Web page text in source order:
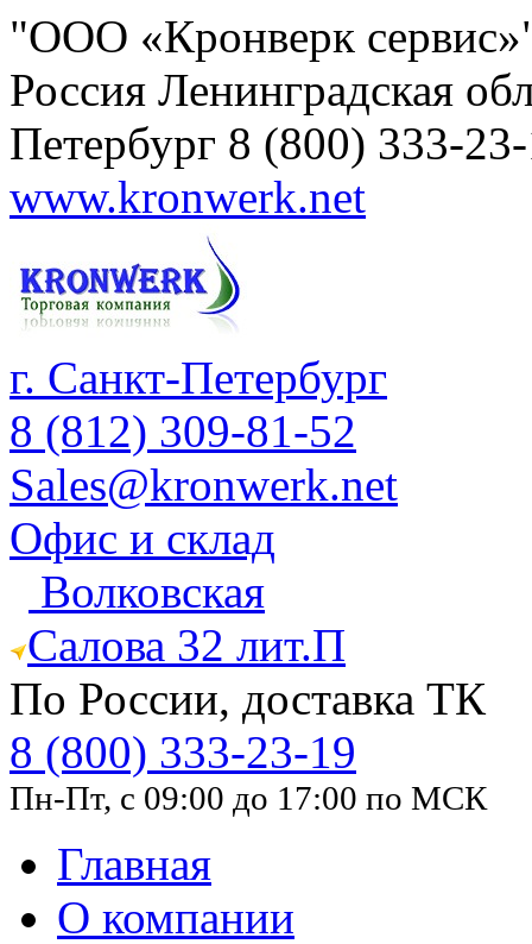
"ООО «Кронверк
Россия Ленинградская
Петербург 8 (800) 333-
www.kronwerk.net
г. Санкт-Петербург
8 (812) 309-81-52
Sales@kronwerk.net
Офис и склад
Волковская
Салова 32 лит.П
По России, доставка ТК
8 (800) 333-23-19
Пн-Пт, с 09:00 до 17:00 по МСК
Главная
О компании